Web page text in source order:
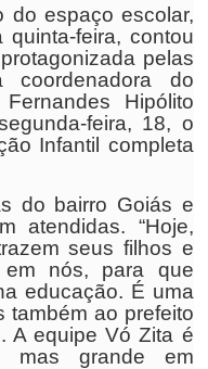
do espaço escolar,
feira, contou
pelas
coordenadora do
Hipólito
feira, 18, o
Infantil completa
do bairro Goiás e
atendidas. “Hoje,
seus filhos e
em nós, para que
educação. É uma
também ao prefeito
A equipe Vó Zita é
mas grande em